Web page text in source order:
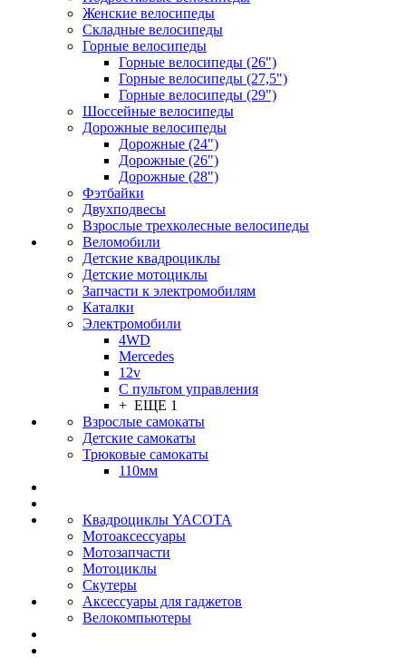
Женские велосипеды
Складные велосипеды
Горные велосипеды
Горные велосипеды (26")
Горные велосипеды (27,5")
Горные велосипеды (29")
Шоссейные велосипеды
Дорожные велосипеды
Дорожные (24")
Дорожные (26")
Дорожные (28")
Фэтбайки
Двухподвесы
Взрослые трехколесные велосипеды
Веломобили
Детские квадроциклы
Детские мотоциклы
Запчасти к электромобилям
Каталки
Электромобили
4WD
Mercedes
12v
С пультом управления
+ ЕЩЕ 1
Взрослые самокаты
Детские самокаты
Трюковые самокаты
110мм
Квадроциклы YACOTA
Мотоаксессуары
Мотозапчасти
Мотоциклы
Скутеры
Аксессуары для гаджетов
Велокомпьютеры